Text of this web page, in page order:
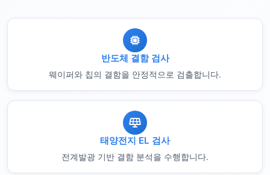
반도체 결함 검사
웨이퍼와 칩의 결함을 안정적으로 검출합니다.
태양전지 EL 검사
전계발광 기반 결함 분석을 수행합니다.